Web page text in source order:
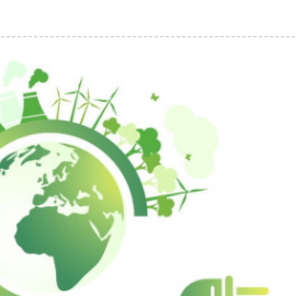
quý khách từ 200 - 400 - 600m2.